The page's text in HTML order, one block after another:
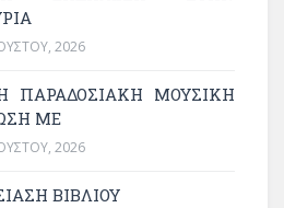
2026
ΠΑΡΑΔΟΣΙΑΚΉ ΜΟΥΣΙΚΉ
ΜΕ
2026
ΒΙΒΛΙΟΥ